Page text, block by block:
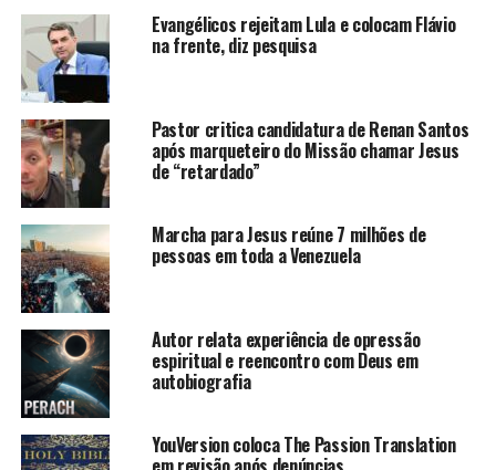
Evangélicos rejeitam Lula e colocam Flávio
na frente, diz pesquisa
Pastor critica candidatura de Renan Santos
após marqueteiro do Missão chamar Jesus
de “retardado”
Marcha para Jesus reúne 7 milhões de
pessoas em toda a Venezuela
Autor relata experiência de opressão
espiritual e reencontro com Deus em
autobiografia
YouVersion coloca The Passion Translation